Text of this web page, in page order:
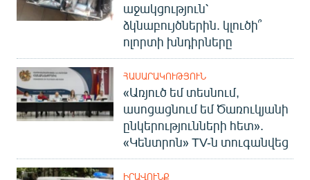
աջակցություն՝
ձկնաբույծներին. կլուծի՞
ոլորտի խնդիրները
ՀԱՍԱՐԱԿՈՒԹՅՈՒՆ
«Առյուծ եմ տեսնում,
ասոցացնում եմ Ծառուկյանի
ընկերությունների հետ».
«Կենտրոն» TV-ն տուգանվեց
ԻՐԱՎՈՒՆՔ